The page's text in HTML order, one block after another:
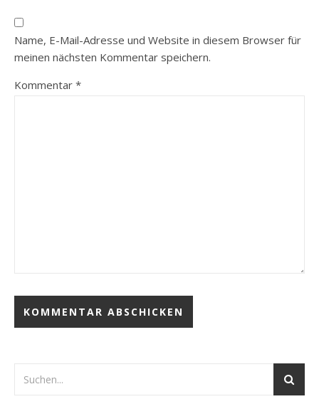
Name, E-Mail-Adresse und Website in diesem Browser für
meinen nächsten Kommentar speichern.
Kommentar *